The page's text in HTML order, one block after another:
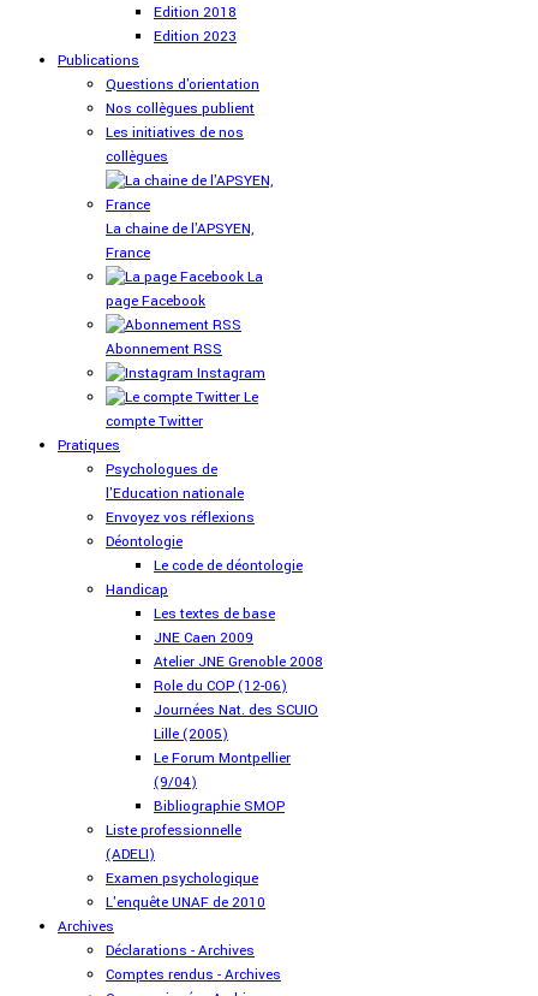
Edition 2018
Edition 2023
Publications
Questions d'orientation
Nos collègues publient
Les initiatives de nos
collègues
La chaine de l'APSYEN,
France
La
page Facebook
Abonnement RSS
Instagram
Le
compte Twitter
Pratiques
Psychologues de
l'Education nationale
Envoyez vos réflexions
Déontologie
Le code de déontologie
Handicap
Les textes de base
JNE Caen 2009
Atelier JNE Grenoble 2008
Role du COP (12-06)
Journées Nat. des SCUIO
Lille (2005)
Le Forum Montpellier
(9/04)
Bibliographie SMOP
Liste professionnelle
(ADELI)
Examen psychologique
L'enquête UNAF de 2010
Archives
Déclarations - Archives
Comptes rendus - Archives